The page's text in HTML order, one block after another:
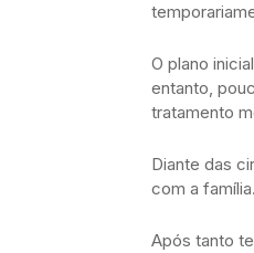
O plano
entanto,
tratamento
Diante das
com a
Após tanto